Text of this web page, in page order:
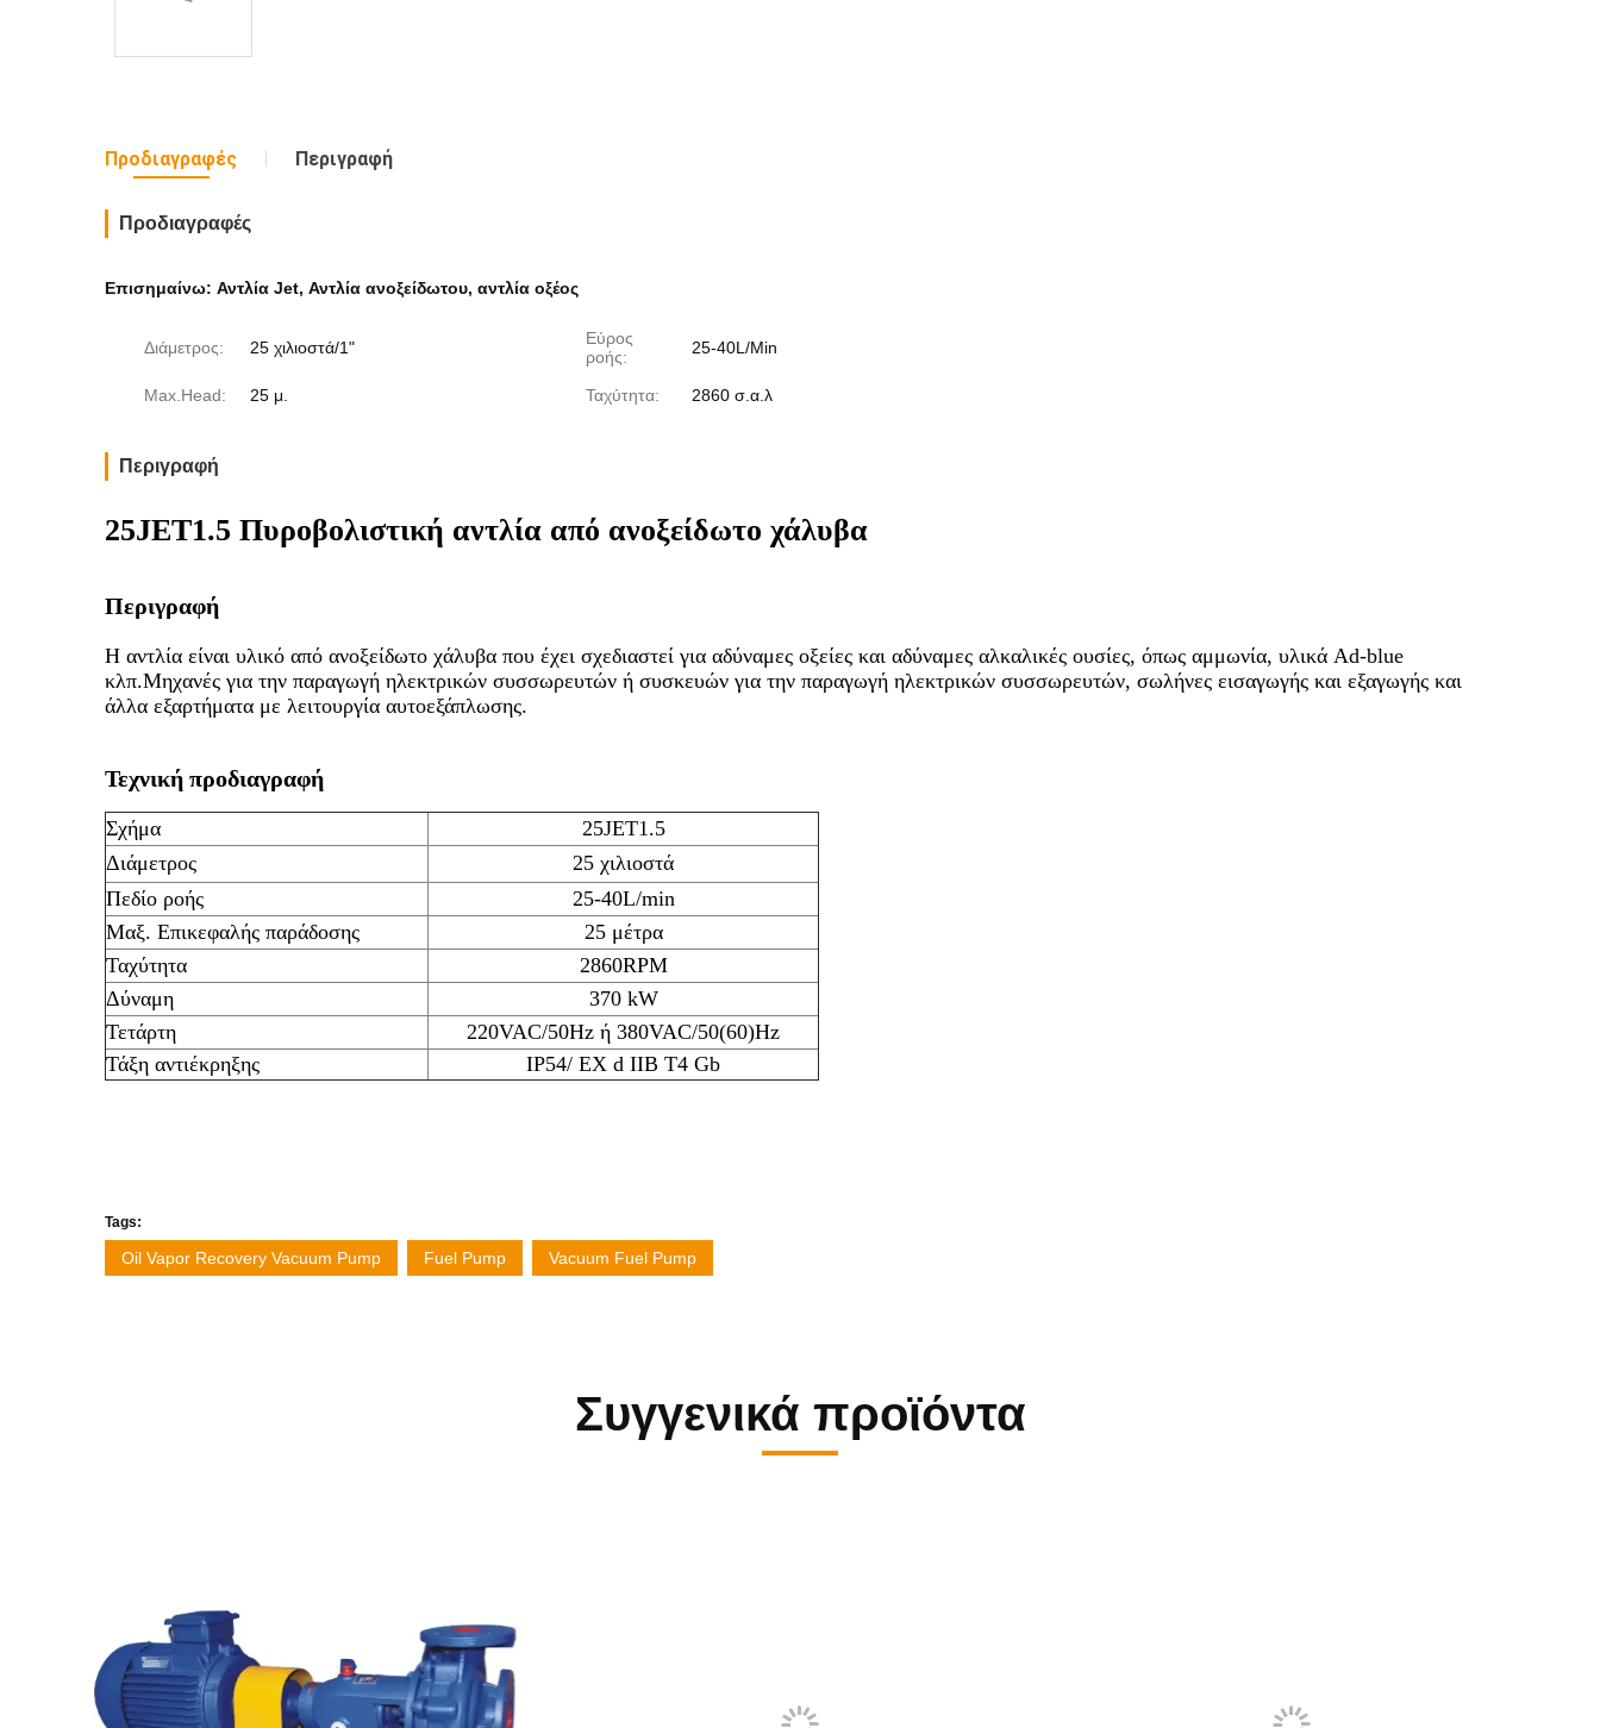
Προδιαγραφές Περιγραφή
Προδιαγραφές
Επισημαίνω: Αντλία Jet, Αντλία ανοξείδωτου, αντλία οξέος
Διάμετρος: 25 χιλιοστά/1"
Εύρος
ροής:
25-40L/Min
Max.Head: 25 μ. Ταχύτητα: 2860 σ.α.λ
Περιγραφή
25JET1.5 Πυροβολιστική αντλία από ανοξείδωτο χάλυβα
Περιγραφή
Η αντλία είναι υλικό από ανοξείδωτο χάλυβα που έχει σχεδιαστεί για αδύναμες οξείες και αδύναμες αλκαλικές ουσίες, όπως αμμωνία, υλικά Ad-blue
κλπ.Μηχανές για την παραγωγή ηλεκτρικών συσσωρευτών ή συσκευών για την παραγωγή ηλεκτρικών συσσωρευτών, σωλήνες εισαγωγής και εξαγωγής και
άλλα εξαρτήματα με λειτουργία αυτοεξάπλωσης.
Τεχνική προδιαγραφή
Σχήμα
25JET1.5
Διάμετρος
25 χιλιοστά
Πεδίο ροής
25-40L/min
Μαξ. Επικεφαλής παράδοσης
25 μέτρα
Ταχύτητα
2860RPM
Δύναμη
370 kW
Τετάρτη
220VAC/50Hz ή 380VAC/50(60)Hz
Τάξη αντιέκρηξης
IP54/ EX d IIB T4 Gb
Tags:
Oil Vapor Recovery Vacuum Pump Fuel Pump Vacuum Fuel Pump
Συγγενικά προϊόντα